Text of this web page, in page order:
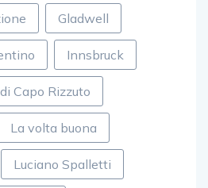
Gladwell
Innsbruck
Capo Rizzuto
La volta buona
Luciano Spalletti